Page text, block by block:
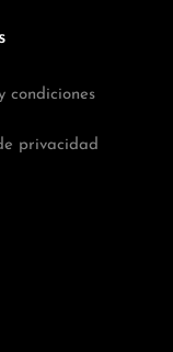
condiciones
privacidad